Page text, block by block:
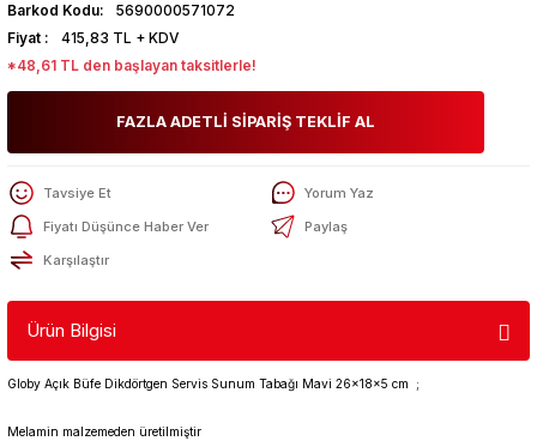
Barkod Kodu
5690000571072
Fiyat
415,83 TL + KDV
*48,61 TL den başlayan taksitlerle!
FAZLA ADETLİ SİPARİŞ TEKLİF AL
Tavsiye Et
Yorum Yaz
Fiyatı Düşünce Haber Ver
Paylaş
Karşılaştır
Ürün Bilgisi
Globy Açık Büfe Dikdörtgen Servis Sunum Tabağı Mavi 26x18x5 cm ;
Melamin malzemeden üretilmiştir